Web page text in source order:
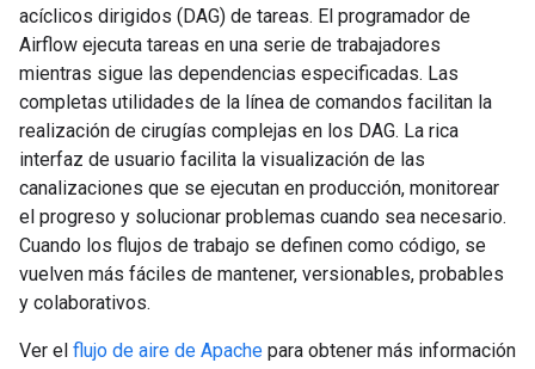
acíclicos dirigidos (DAG) de tareas. El programador de
Airflow ejecuta tareas en una serie de trabajadores
mientras sigue las dependencias especificadas. Las
completas utilidades de la línea de comandos facilitan la
realización de cirugías complejas en los DAG. La rica
interfaz de usuario facilita la visualización de las
canalizaciones que se ejecutan en producción, monitorear
el progreso y solucionar problemas cuando sea necesario.
Cuando los flujos de trabajo se definen como código, se
vuelven más fáciles de mantener, versionables, probables
y colaborativos.
Ver el flujo de aire de Apache para obtener más información